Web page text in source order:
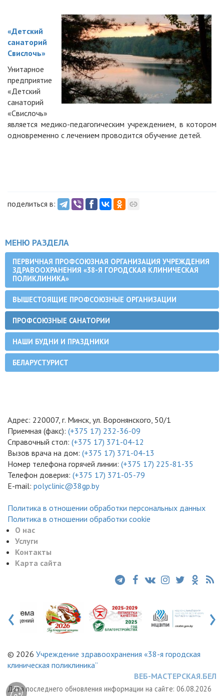
«Детский
санаторий
Свислочь»
Унитарное
предприятие
«Детский
санаторий
«Свислочь»
является медико-педагогическим учреждением, в котором
одновременно с лечением проводится обучение детей.
поделиться в:
МЕНЮ РАЗДЕЛА
ПЕРВИЧНАЯ ПРОФСОЮЗНАЯ ОРГАНИЗАЦИЯ УЧРЕЖДЕНИЯ
ЗДРАВООХРАНЕНИЯ «38-Я ГОРОДСКАЯ КЛИНИЧЕСКАЯ
ПОЛИКЛИНИКА»
ВЫШЕСТОЯЩИЕ ПРОФСОЮЗНЫЕ ОРГАНИЗАЦИИ
ПРОФСОЮЗНЫЕ САНАТОРИИ
НАШИ БУДНИ И ПРАЗДНИКИ
БЕЛАРУСТУРИСТ
Адрес: 220007, г. Минск, ул. Воронянского, 50/1
Приемная (факс): (+375 17) 232-36-09
Справочный стол: (+375 17) 371-04-12
Вызов врача на дом: (+375 17) 371-04-13
Номер телефона горячей линии: (+375 17) 225-81-35
Телефон доверия: (+375 17) 371-05-79
E-mail: polyclinic@38gp.by
Политика в отношении обработки персональных данных
Политика в отношении обработки cookie
О нас
Услуги
Контакты
Карта сайта
‹ ›
© 2026 Учреждение здравоохранения «38-я городская
клиническая поликлиника”
ВЕБ-МАСТЕРСКАЯ.БЕЛ
Дата последнего обновления информации на сайте: 06.08.2026